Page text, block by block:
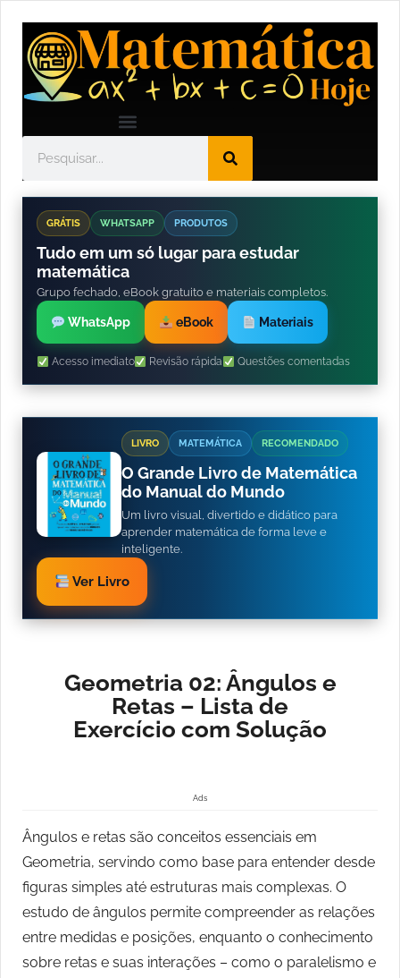
GRÁTIS WHATSAPP PRODUTOS
Tudo em um só lugar para estudar
matemática
Grupo fechado, eBook gratuito e materiais completos.
WhatsApp eBook Materiais
Acesso imediato Revisão rápida Questões comentadas
LIVRO MATEMÁTICA RECOMENDADO
O Grande Livro de Matemática
do Manual do Mundo
Um livro visual, divertido e didático para
aprender matemática de forma leve e
inteligente.
Ver Livro
Geometria 02: Ângulos e
Retas – Lista de
Exercício com Solução
Ads
Ângulos e retas são conceitos essenciais em
Geometria, servindo como base para entender desde
figuras simples até estruturas mais complexas. O
estudo de ângulos permite compreender as relações
entre medidas e posições, enquanto o conhecimento
sobre retas e suas interações – como o paralelismo e